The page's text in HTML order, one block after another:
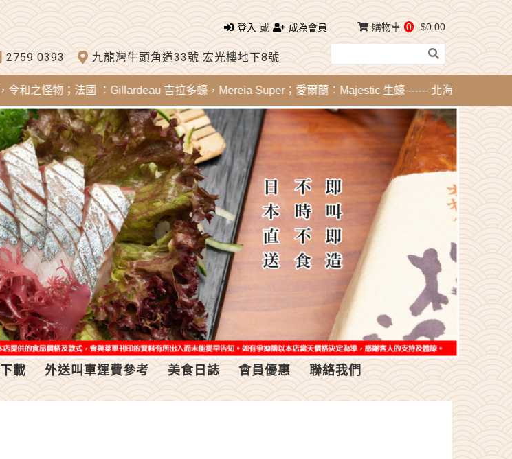
登入 或 成為會員
2759 0393 九龍灣牛頭角道33號 宏光樓地下8號
購物車 0 $0.00
；法國 ：Gillardeau 吉拉多蠔，Mereia Super；愛爾蘭：Majestic 生蠔 ------ 北海道刺身 - 活帶子，
載 外送叫車運費參考 美食日誌 會員優惠 聯絡我們